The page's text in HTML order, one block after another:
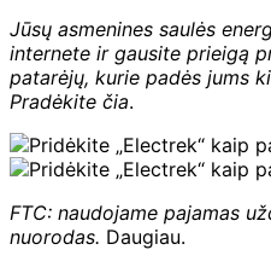
Jūsų asmenines saulės
internete ir gausite prieigą
patarėjų, kurie padės jums
Pradėkite čia.
FTC: naudojame pajamas
nuorodas. Daugiau.